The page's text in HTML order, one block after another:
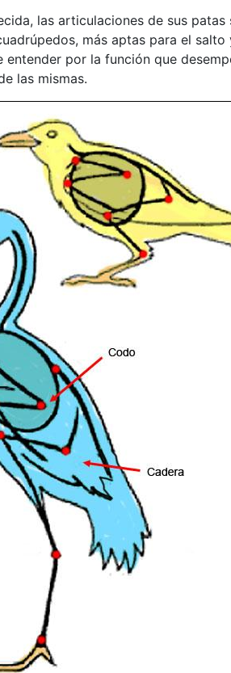
las articulaciones de sus patas
más aptas para el
por la función que
las mismas.